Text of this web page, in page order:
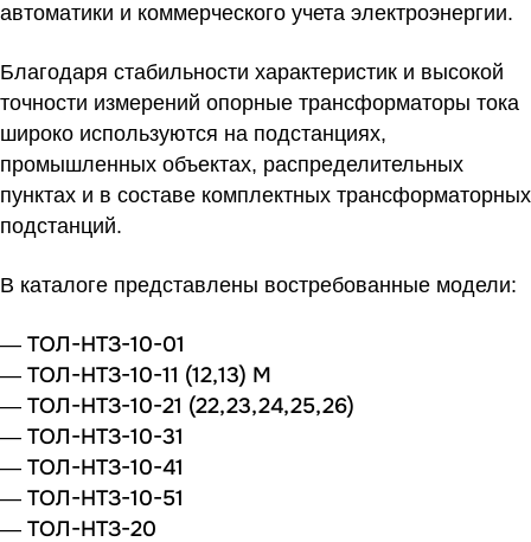
автоматики и коммерческого учета электроэнергии.
Благодаря стабильности характеристик и высокой
точности измерений опорные трансформаторы тока
широко используются на подстанциях,
промышленных объектах, распределительных
пунктах и в составе комплектных трансформаторных
подстанций.
В каталоге представлены востребованные модели:
— ТОЛ-НТЗ-10-01
— ТОЛ-НТЗ-10-11 (12,13) М
— ТОЛ-НТЗ-10-21 (22,23,24,25,26)
— ТОЛ-НТЗ-10-31
— ТОЛ-НТЗ-10-41
— ТОЛ-НТЗ-10-51
— ТОЛ-НТЗ-20